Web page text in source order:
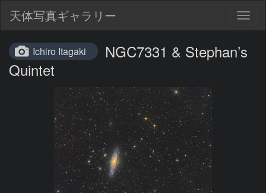
天体写真ギャラリー
Ichiro Itagaki
NGC7331 & Stephan’s
Quintet